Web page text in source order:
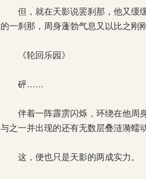
但，就在天影说罢刹那，他又缓缓
的一刹那，周身蓬勃气息又以比之刚
《轮回乐园》
砰……
伴着一阵霹雳闪烁，环绕在他周身
与之一并出现的还有无数层叠涟漪蠕
这，便也只是天影的两成实力。